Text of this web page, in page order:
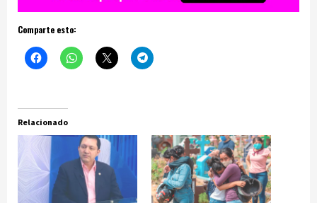
Comparte esto:
Relacionado